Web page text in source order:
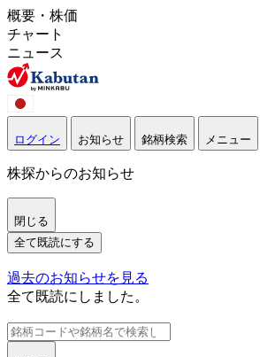
概要・株価
チャート
ニュース
ログイン お知らせ 銘柄検索 メニュー
株探からのお知らせ
閉じる
全て既読にする
過去のお知らせを見る
全て既読にしました。